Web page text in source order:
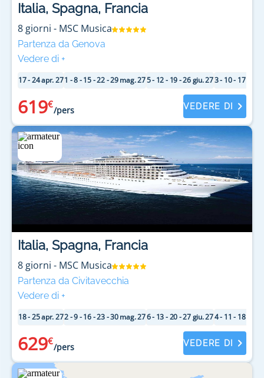
Italia, Spagna, Francia
8 giorni - MSC Musica
Partenza da Genova
Vedere di +
17 - 24 apr. 271 - 8 - 15 - 22 - 29 mag. 275 - 12 - 19 - 26 giu. 273 - 10 - 17 - 24
619€
/pers VEDERE DI
Italia, Spagna, Francia
8 giorni - MSC Musica
Partenza da Civitavecchia
Vedere di +
18 - 25 apr. 272 - 9 - 16 - 23 - 30 mag. 276 - 13 - 20 - 27 giu. 274 - 11 - 18 - 25
629€
/pers VEDERE DI